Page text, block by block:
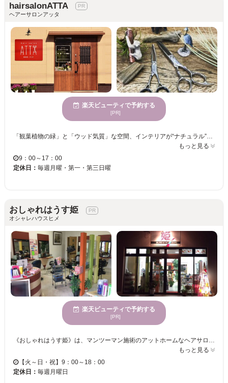
hairsalonATTA
ヘアーサロンアッタ
楽天ビューティで予約する
[PR]
「観葉植物の緑」と「ウッド気質」な空間、インテリアが“ナチュラル”な印象を与えるヘアサロン《hairsalonATTA》☆シャンプー台まで動くことがない、「移動レスチェア」が好評です！フルフラットのシャンプー台を使用しております♪ サロン名の“ATTA”には、お客様にいろんな“あった！”＝“発見”をご提供したい・・・という、思いが込められています☆また、「綺麗になれるサロンが“あった！”」と思っていただける施術を心がけています♪ あなたも是非《hairsalonATTA》の技術を体験してみては？お客様のご来店を心よりお待ちしております。
もっと見る
9：00～17：00
定休日： 毎週月曜・第一・第三日曜
おしゃれはうす姫
オシャレハウスヒメ
楽天ビューティで予約する
[PR]
《おしゃれはうす姫》は、マンツーマン施術のアットホームなヘアサロンです♪ 最初から最後まで、1人のスタイリストが担当する「マンツーマン制」サロン☆いつもは他のお客様の目が気になって、なかなか言えない髪のお悩み事も、気軽に話しやすい雰囲気となっております♪なりたい理想のイメージとは違う髪形になってしまった経験がある方や、大型店が苦手な方にもおすすめ◎！丁寧なカウンセリングを通して、イメージを共有し、一人ひとりのお顔立ちや雰囲気を汲み取ることで、お客様の＜なりたい＆似合う＞スタイルを提案していきます★ 是非、お気軽にお越しください♪お客様のご来店をお待ちしております☆
もっと見る
【火～日・祝】9：00～18：00
定休日： 毎週月曜日